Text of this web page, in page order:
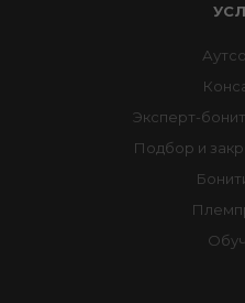
Эксперт-
Подбор и